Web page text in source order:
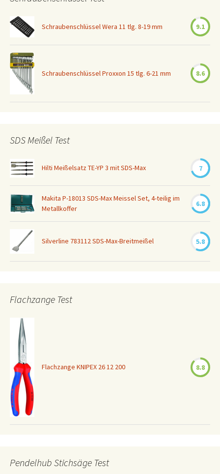
Schraubenschlüssel Wera 11 tlg. 8-19 mm 9.1
Schraubenschlüssel Proxxon 15 tlg. 6-21 mm 8.6
SDS Meißel Test
Hilti Meißelsatz TE-YP 3 mit SDS-Max 7
Makita P-18013 SDS-Max Meissel Set, 4-teilig im
Metallkoffer
6.8
Silverline 783112 SDS-Max-Breitmeißel 5.8
Flachzange Test
Flachzange KNIPEX 26 12 200 8.8
Pendelhub Stichsäge Test